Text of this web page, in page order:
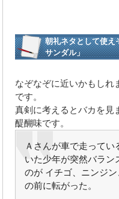
朝礼ネタとして使え
サンダル」
なぞなぞに近いかもしれ
です。
真剣に考えるとバカを見
醍醐味です。
Ａさんが車で走って
いた少年が突然バラン
のが イチゴ、ニンジ
の前に転がった。